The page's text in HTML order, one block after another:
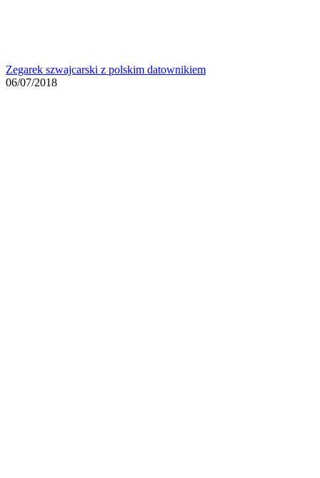
Zegarek szwajcarski z polskim datownikiem
06/07/2018